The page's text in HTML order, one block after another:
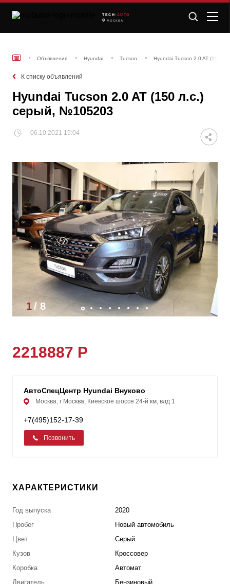
TECH /AUTO
МОСКВА
Объявления Hyundai Tucson Hyundai Tucson 2.0 AT (150
К списку объявлений
Hyundai Tucson 2.0 AT (150 л.с.)
серый, №105203
06.10.2021 15:04
1/ 8
2218887 Р
АвтоСпецЦентр Hyundai Внуково
Москва, г Москва, Киевское шоссе 24-й км, влд 1
+7(495)152-17-39
Позвонить
ХАРАКТЕРИСТИКИ
Год выпуска
2020
Пробег
Новый автомобиль
Цвет
Серый
Кузов
Кроссовер
Коробка
Автомат
Двигатель
Бензиновый